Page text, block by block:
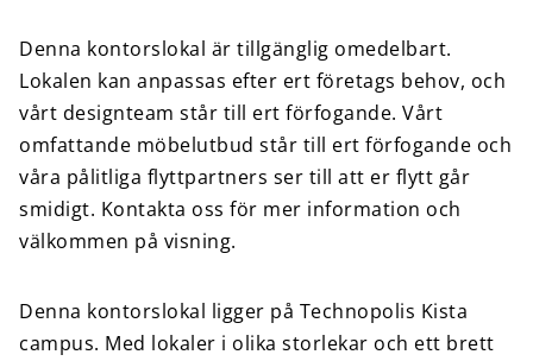
Denna kontorslokal är tillgänglig omedelbart.
Lokalen kan anpassas efter ert företags behov, och
vårt designteam står till ert förfogande. Vårt
omfattande möbelutbud står till ert förfogande och
våra pålitliga flyttpartners ser till att er flytt går
smidigt. Kontakta oss för mer information och
välkommen på visning.
Denna kontorslokal ligger på Technopolis Kista
campus. Med lokaler i olika storlekar och ett brett